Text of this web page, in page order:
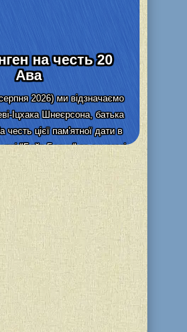
на честь 20
Ава
2026) ми відзначаємо
Іцхака Шнеєрсона, батька
цієї пам'ятної дати в
"Бейт Барух" та синагозі
Реувен" (м....
йорцайта Альтер